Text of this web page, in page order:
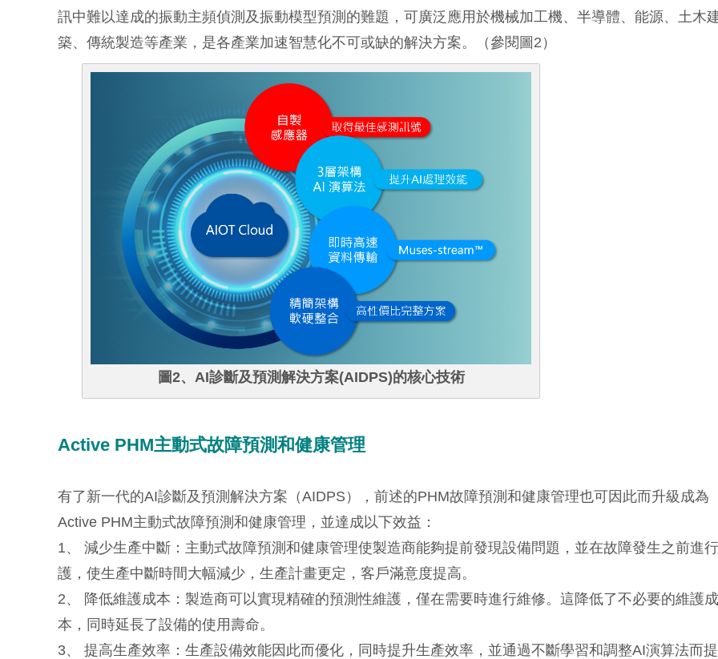
訊中難以達成的振動主頻偵測及振動模型預測的難題，可廣泛應用於機械加工機、半導體、能源、土木
築、傳統製造等產業，是各產業加速智慧化不可或缺的解決方案。（參閱圖2）
圖2、AI診斷及預測解決方案(AIDPS)的核心技術
Active PHM主動式故障預測和健康管理
有了新一代的AI診斷及預測解決方案（AIDPS），前述的PHM故障預測和健康管理也可因此而升級成為
Active PHM主動式故障預測和健康管理，並達成以下效益：
1、 減少生產中斷：主動式故障預測和健康管理使製造商能夠提前發現設備問題，並在故障發生之前進
護，使生產中斷時間大幅減少，生產計畫更定，客戶滿意度提高。
2、 降低維護成本：製造商可以實現精確的預測性維護，僅在需要時進行維修。這降低了不必要的維護成
本，同時延長了設備的使用壽命。
3、 提高生產效率：生產設備效能因此而優化，同時提升生產效率，並通過不斷學習和調整AI演算法而